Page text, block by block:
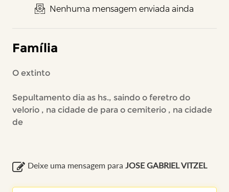
Nenhuma mensagem enviada ainda
Família
O extinto
Sepultamento dia as hs., saindo o feretro do
velorio , na cidade de para o cemiterio , na cidade
de
Deixe uma mensagem para JOSE GABRIEL VITZEL